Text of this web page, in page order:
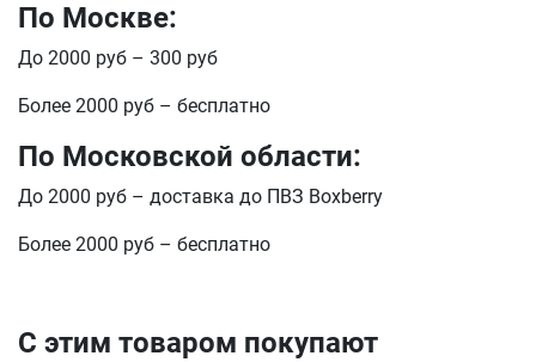
По Москве:
До 2000 руб – 300 руб
Более 2000 руб – бесплатно
По Московской области:
До 2000 руб – доставка до ПВЗ Boxberry
Более 2000 руб – бесплатно
С этим товаром покупают
отправить